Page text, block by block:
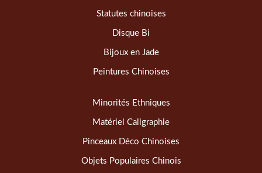
Statutes chinoises
Disque Bi
Bijoux en Jade
Peintures Chinoises
Minorités Ethniques
Matériel Caligraphie
Pinceaux Déco Chinoises
Objets Populaires Chinois